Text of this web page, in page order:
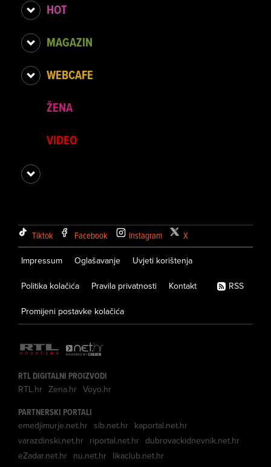
HOT
MAGAZIN
WEBCAFE
ŽENA
VIDEO
Tiktok Facebook Instagram X
Impressum Oglašavanje Uvjeti korištenja
Politika kolačića Pravila privatnosti Kontakt
Promijeni postavke kolačića
RSS
RTL DIGITALNI PROIZVODI
RTL.hr Zena.hr Voyo.hr
PARTNERSKI PORTALI
emedjimurje.net.hr sib.net.hr kaportal.net.hr
varazdinski.net.hr riportal.net.hr dubrovackidnevnik.net.hr
eZadar.net.hr nu.net.hr likaclub.net.hr